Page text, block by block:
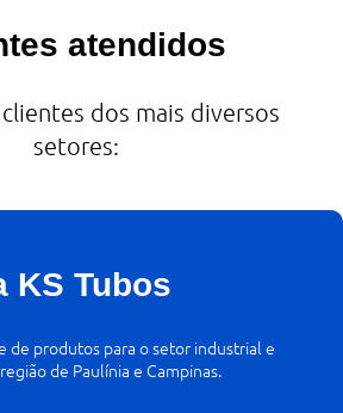
atendidos
dos mais diversos
setores:
KS Tubos
de produtos para o setor industrial e
de Paulínia e Campinas.